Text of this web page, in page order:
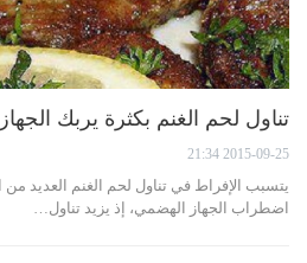
تناول لحم الغنم بكثرة يربك
2015-09-25 21:34
يتسبب الإفراط في تناول لحم الغنم العديد
اضطراب الجهاز الهضمي، إذ يزيد تناول…